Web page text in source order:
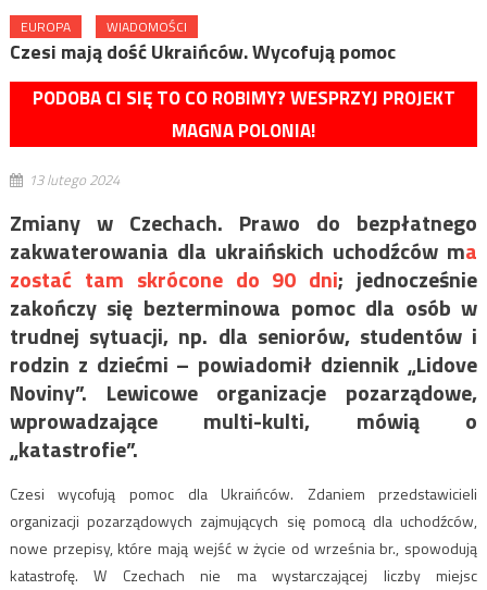
EUROPA WIADOMOŚCI
Czesi mają dość Ukraińców. Wycofują pomoc
PODOBA CI SIĘ TO CO ROBIMY? WESPRZYJ PROJEKT
MAGNA POLONIA!
13 lutego 2024
Zmiany w Czechach. Prawo do bezpłatnego
zakwaterowania dla ukraińskich uchodźców ma
zostać tam skrócone do 90 dni; jednocześnie
zakończy się bezterminowa pomoc dla osób w
trudnej sytuacji, np. dla seniorów, studentów i
rodzin z dziećmi – powiadomił dziennik „Lidove
Noviny”. Lewicowe organizacje pozarządowe,
wprowadzające multi-kulti, mówią o
„katastrofie”.
Czesi wycofują pomoc dla Ukraińców. Zdaniem przedstawicieli
organizacji pozarządowych zajmujących się pomocą dla uchodźców,
nowe przepisy, które mają wejść w życie od września br., spowodują
katastrofę. W Czechach nie ma wystarczającej liczby miejsc